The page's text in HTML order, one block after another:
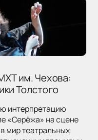
им. Чехова:
Толстого
интерпретацию
«Серёжа» на сцене
мир театральных